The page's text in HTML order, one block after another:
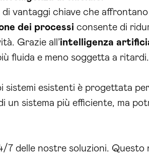
vantaggi chiave che
dei processi consente di
Grazie all’intelligenza
fluida e meno soggetta a ritardi.
esistenti è progettata
un sistema più efficiente, ma
delle nostre soluzioni.